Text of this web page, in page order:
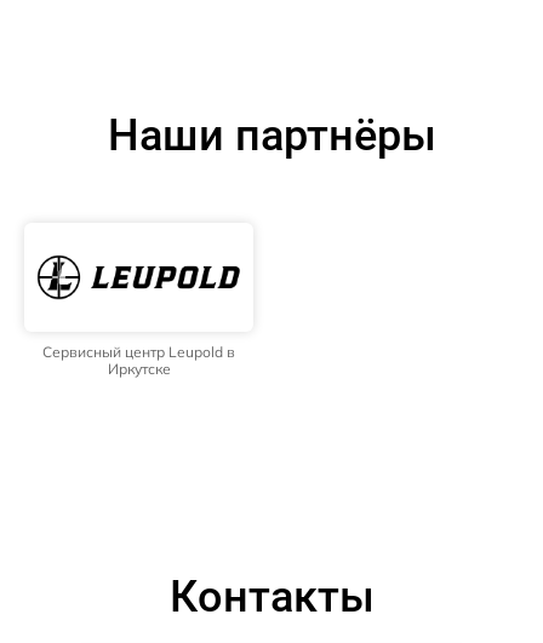
Наши партнёры
Сервисный центр Leupold в
Иркутске
Контакты